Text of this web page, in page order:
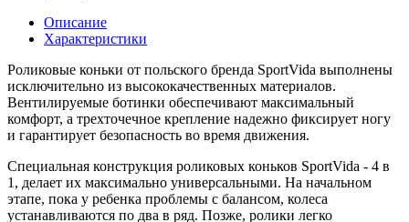
Описание
Характеристики
Роликовые коньки от польского бренда SportVida выполнены
исключительно из высококачественных материалов.
Вентилируемые ботинки обеспечивают максимальный
комфорт, а трехточечное крепление надежно фиксирует ногу
и гарантирует безопасность во время движения.
Специальная конструкция роликовых коньков SportVida - 4 в
1, делает их максимально универсальными. На начальном
этапе, пока у ребенка проблемы с балансом, колеса
устанавливаются по два в ряд. Позже, ролики легко